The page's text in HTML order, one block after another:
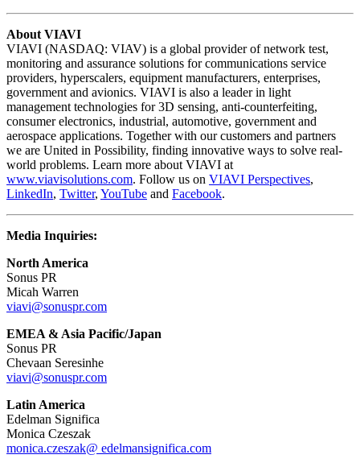
About VIAVI
VIAVI (NASDAQ: VIAV) is a global provider of network test,
monitoring and assurance solutions for communications service
providers, hyperscalers, equipment manufacturers, enterprises,
government and avionics. VIAVI is also a leader in light
management technologies for 3D sensing, anti-counterfeiting,
consumer electronics, industrial, automotive, government and
aerospace applications. Together with our customers and partners
we are United in Possibility, finding innovative ways to solve real-
world problems. Learn more about VIAVI at
www.viavisolutions.com. Follow us on VIAVI Perspectives,
LinkedIn, Twitter, YouTube and Facebook.
Media Inquiries:
North America
Sonus PR
Micah Warren
viavi@sonuspr.com
EMEA & Asia Pacific/Japan
Sonus PR
Chevaan Seresinhe
viavi@sonuspr.com
Latin America
Edelman Significa
Monica Czeszak
monica.czeszak@ edelmansignifica.com